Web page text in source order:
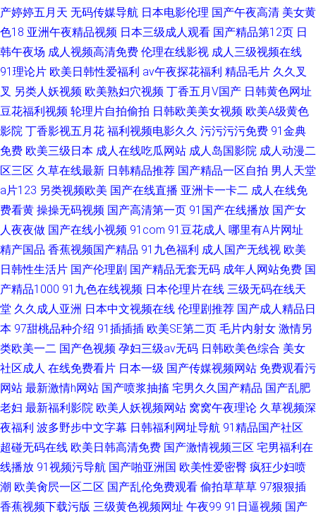
产婷婷五月天 无码传媒导航 日本电影伦理 国产午夜高清 美女黄
色18 亚洲午夜精品视频 日本三级成人观看 国产精品第12页 日
韩午夜场 成人视频高清免费 伦理在线影视 成人三级视频在线
91理论片 欧美日韩性爱福利 av午夜探花福利 精品毛片 久久叉
叉 另类人妖视频 欧美熟妇穴视频 丁香五月V国产 日韩黄色网址
豆花福利视频 轮理片自拍偷拍 日韩欧美美女视频 欧美A级黄色
影院 丁香影视五月花 福利视频电影久久 污污污污免费 91金典
免费 欧美三级日本 成人在线吃瓜网站 成人岛国影院 成人动漫二
区三区 久草在线最新 日韩精品推荐 国产精品一区自拍 男人天堂
a片123 另类视频欧美 国产在线直播 亚洲卡一卡二 成人在线免
费看黄 操操无码视频 国产高清第一页 91国产在线播放 国产女
人夜夜做 国产在线小视频 91com 91豆花成人 哪里有A片网址
精产国品 香蕉视频国产精品 91九色福利 成人国产无线视 欧美
日韩性生活片 国产伦理剧 国产精品无套无码 成年人网站免费 国
产精品1000 91九色在线视频 日本伦理片在线 三级无码在线天
堂 久久成人亚洲 日本中文视频在线 伦理剧推荐 国产成人精品日
本 97甜桃品种介绍 91插插插 欧美SE第二页 毛片内射女 激情另
类欧美一二 国产色视频 孕妇三级av无码 日韩欧美色综合 美女
社区成人 在线免费看片 日本一级 国产传媒视频网站 免费观看污
网站 最新激情h网站 国产喷浆抽搐 宅男久久国产精品 国产乱肥
老妇 最新福利影院 欧美人妖视频网站 窝窝午夜理论 久草视频深
夜福利 波多野步中文字幕 日韩福利网址导航 91精品国产社区
超碰无码在线 欧美日韩高清免费 国产激情视频三区 宅男福利在
线播放 91视频污导航 国产啪亚洲国 欧美性爱密臀 疯狂少妇喷
潮 欧美肏屄一区二区 国产乱伦免费观看 偷拍草草草 97狠狠插
香蕉视频下载污版 三级黄色视频网址 午夜99 91日逼视频 国产